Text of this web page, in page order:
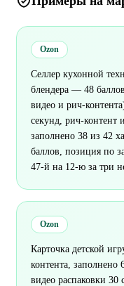
Ozon
Селлер кухонной
блендера — 48
видео и рич-
секунд, рич-контент
заполнено 38 из 42
баллов, позиция по
47-й на 12-ю за три
Ozon
Карточка детской
контента, заполнено
видео распаковки 30